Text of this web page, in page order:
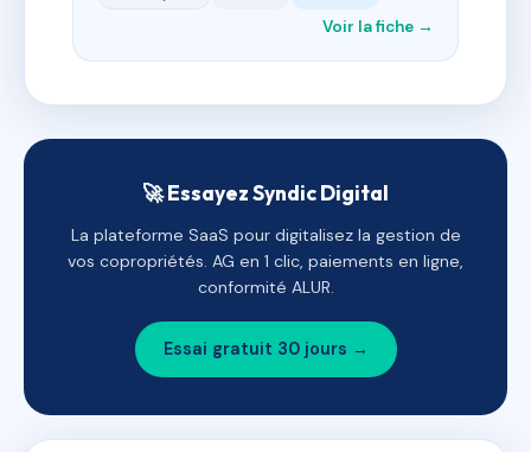
Voir la fiche →
🚀 Essayez Syndic Digital
La plateforme SaaS pour digitalisez la gestion de
vos copropriétés. AG en 1 clic, paiements en ligne,
conformité ALUR.
Essai gratuit 30 jours →